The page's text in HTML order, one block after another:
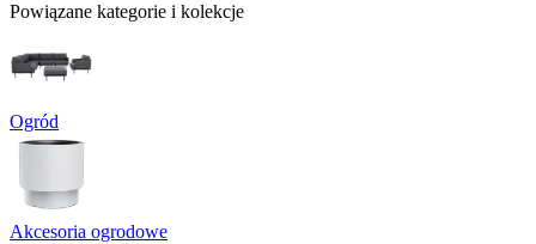
Powiązane kategorie i kolekcje
Ogród
Akcesoria ogrodowe